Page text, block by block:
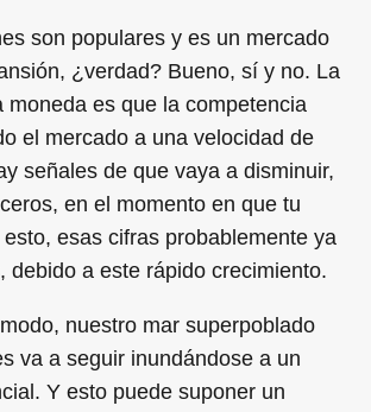
son populares y es un mercado
¿verdad? Bueno, sí y no. La
moneda es que la competencia
el mercado a una velocidad de
señales de que vaya a disminuir,
en el momento en que tu
esas cifras probablemente ya
debido a este rápido crecimiento.
nuestro mar superpoblado
va a seguir inundándose a un
Y esto puede suponer un